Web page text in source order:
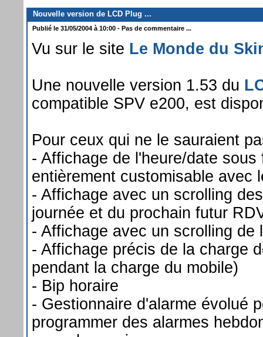
Nouvelle version de LCD Plug ...
Publié le 31/05/2004 à 10:00 - Pas de commentaire ...
Vu sur le site Le Monde du
Une nouvelle version 1.53 du
compatible SPV e200, est
Pour ceux qui ne le sauraient
- Affichage de l'heure/date
entièrement customisable avec
- Affichage avec un scrolling
journée et du prochain futur
- Affichage avec un scrolling de
- Affichage précis de la charge
pendant la charge du mobile)
- Bip horaire
- Gestionnaire d'alarme évolué
programmer des alarmes